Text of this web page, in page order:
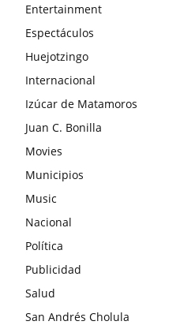
Entertainment
Espectáculos
Huejotzingo
Internacional
Izúcar de Matamoros
Juan C. Bonilla
Movies
Municipios
Music
Nacional
Política
Publicidad
Salud
San Andrés Cholula